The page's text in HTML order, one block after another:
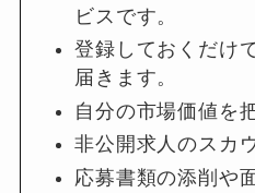
ビスです。
登録しておくだけ
届きます。
自分の市場価値を
非公開求人のスカ
応募書類の添削や